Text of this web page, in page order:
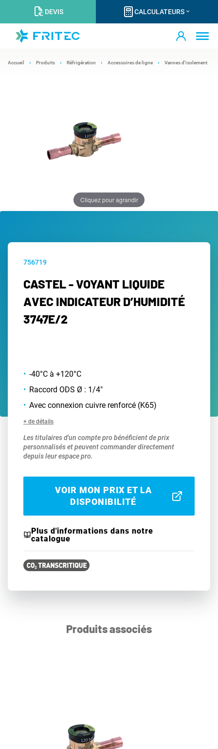
DEVIS CALCULATEURS
Accueil Produits Réfrigération Accessoires de ligne Vannes d'isolement
Cliquez pour agrandir
756719
CASTEL - VOYANT LIQUIDE
AVEC INDICATEUR D’HUMIDITÉ
3747E/2
-40°C à +120°C
Raccord ODS Ø : 1/4"
Avec connexion cuivre renforcé (K65)
+ de détails
Les titulaires d'un compte pro bénéficient de prix
personnalisés et peuvent commander directement
depuis leur espace pro.
VOIR MON PRIX ET LA
DISPONIBILITÉ
Plus d'informations dans notre
catalogue
Produits associés